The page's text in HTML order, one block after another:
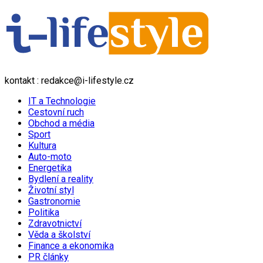
kontakt : redakce@i-lifestyle.cz
IT a Technologie
Cestovní ruch
Obchod a média
Sport
Kultura
Auto-moto
Energetika
Bydlení a reality
Životní styl
Gastronomie
Politika
Zdravotnictví
Věda a školství
Finance a ekonomika
PR články